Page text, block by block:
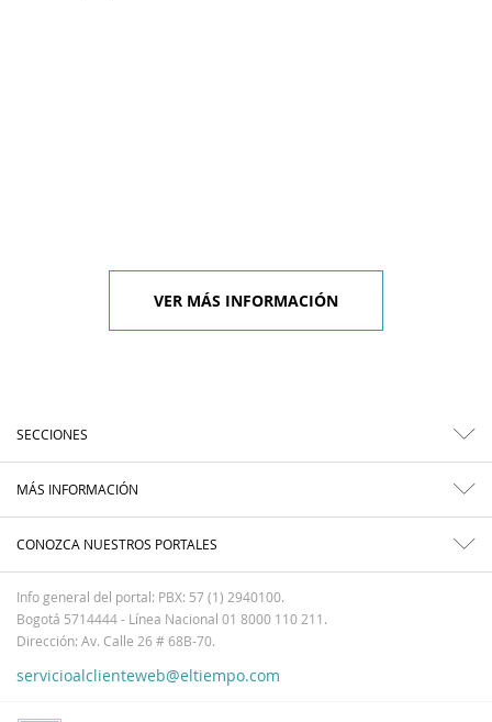
VER MÁS INFORMACIÓN
SECCIONES
MÁS INFORMACIÓN
CONOZCA NUESTROS PORTALES
Info general del portal: PBX: 57 (1) 2940100.
Bogotá 5714444 - Línea Nacional 01 8000 110 211.
Dirección: Av. Calle 26 # 68B-70.
servicioalclienteweb@eltiempo.com